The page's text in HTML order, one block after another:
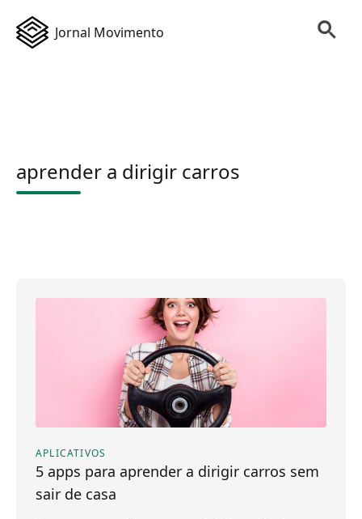
Jornal Movimento
aprender a dirigir carros
APLICATIVOS
5 apps para aprender a dirigir carros sem
sair de casa